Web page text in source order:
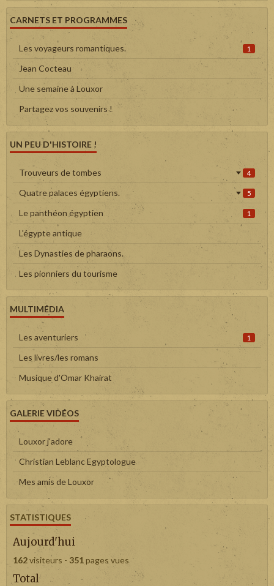
CARNETS ET PROGRAMMES
Les voyageurs romantiques. 1
Jean Cocteau
Une semaine à Louxor
Partagez vos souvenirs !
UN PEU D'HISTOIRE !
Trouveurs de tombes 4
Quatre palaces égyptiens. 5
Le panthéon égyptien 1
L'égypte antique
Les Dynasties de pharaons.
Les pionniers du tourisme
MULTIMÉDIA
Les aventuriers 1
Les livres/les romans
Musique d'Omar Khairat
GALERIE VIDÉOS
Louxor j'adore
Christian Leblanc Egyptologue
Mes amis de Louxor
STATISTIQUES
Aujourd'hui
162visiteurs - 351pages vues
Total